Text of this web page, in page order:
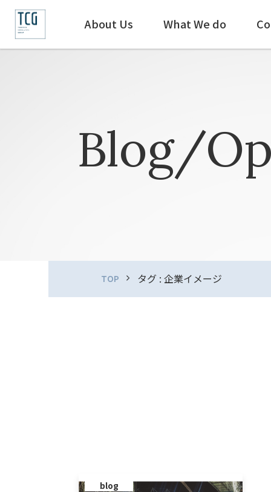
About Us What We do
Blog/
TOP タグ : 企業イメージ
blog